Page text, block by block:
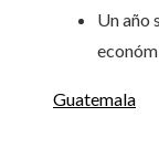
Un año
Guatemala